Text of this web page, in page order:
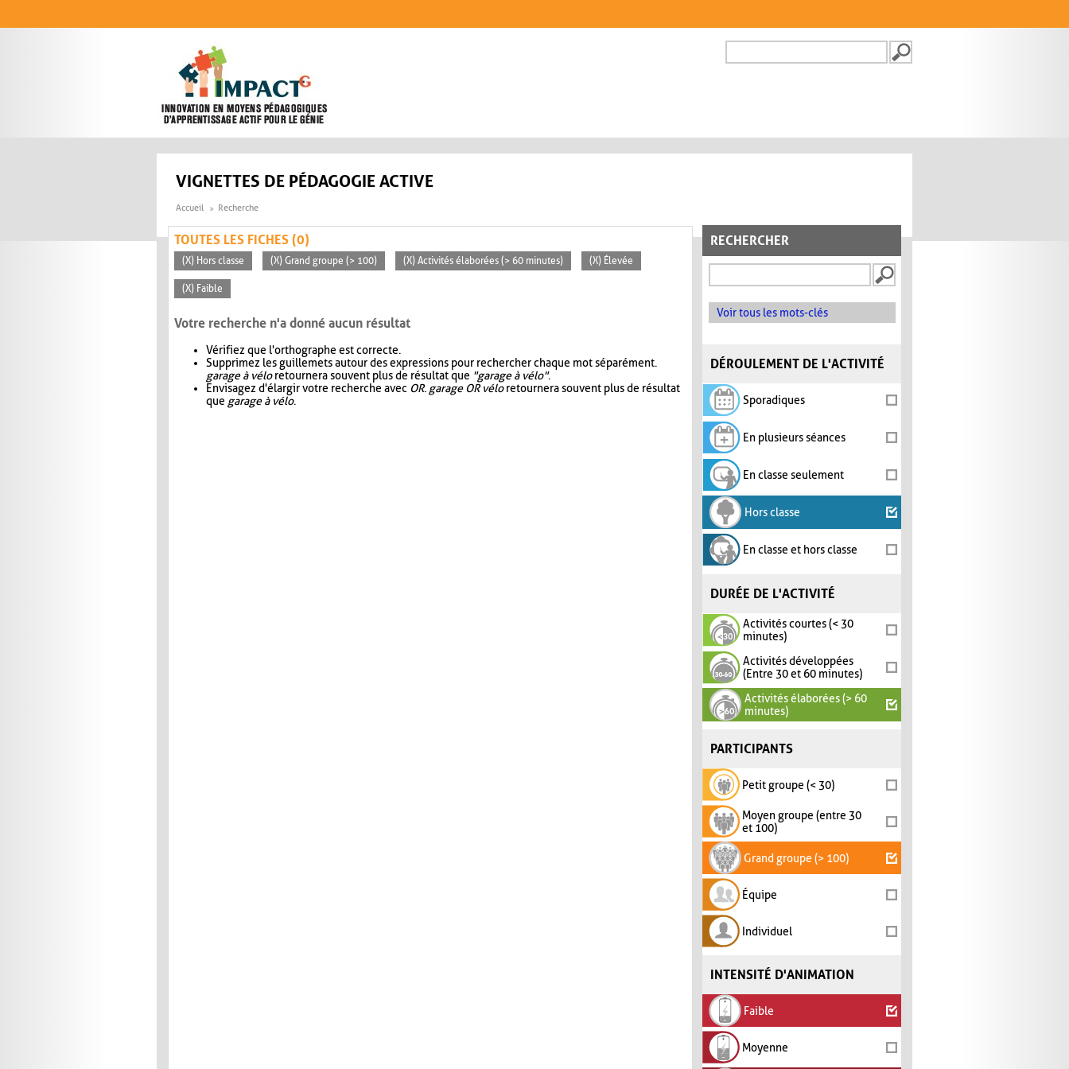
FORMULAIRE DE
VIGNETTES DE PÉDAGOGIE ACTIVE
Accueil Recherche
RECHERCHER
Voir tous les mots-clés
DÉROULEMENT DE L'ACTIVITÉ
Sporadiques
En plusieurs séances
En classe seulement
Hors classe
En classe et hors classe
DURÉE DE L'ACTIVITÉ
Activités courtes (< 30
minutes)
Activités développées
(Entre 30 et 60 minutes)
Activités élaborées (> 60
minutes)
PARTICIPANTS
Petit groupe (< 30)
Moyen groupe (entre 30
et 100)
Grand groupe (> 100)
Équipe
Individuel
INTENSITÉ D'ANIMATION
Faible
Moyenne
TOUTES LES FICHES (0)
(X) Hors classe (X) Grand groupe (> 100) (X) Activités élaborées (> 60 minutes) (X) Élevée
(X) Faible
Votre recherche n'a donné aucun résultat
Vérifiez que l'orthographe est correcte.
Supprimez les guillemets autour des expressions pour rechercher chaque mot séparément.
garage à véloretournera souvent plus de résultat que "garage à vélo".
Envisagez d'élargir votre recherche avec OR. garage OR véloretournera souvent plus de résultat
que garage à vélo.